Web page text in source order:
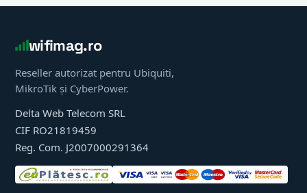
wifimag.ro
Reseller autorizat pentru Ubiquiti,
MikroTik și CyberPower.
Delta Web Telecom SRL
CIF RO21819459
Reg. Com. J2007000291364